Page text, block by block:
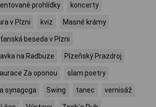
prohlídky koncerty
v Plzni kviz Masné krámy
beseda v Plzni
na Radbuze Plzeňský Prazdroj
Za oponou slam poetry
synagoga Swing tanec vernisáž